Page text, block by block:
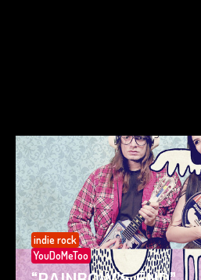
indie rock
YouDoMeToo